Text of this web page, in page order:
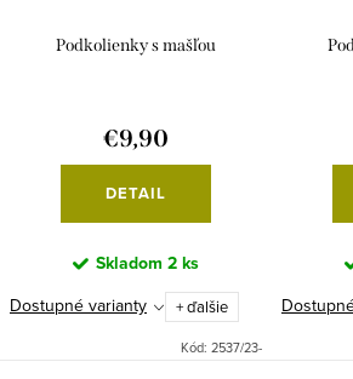
Podkolienky s mašľou
€9,90
DETAIL
Skladom 2 ks
Dostupné varianty
+ ďalšie
Kód: 2537/23-